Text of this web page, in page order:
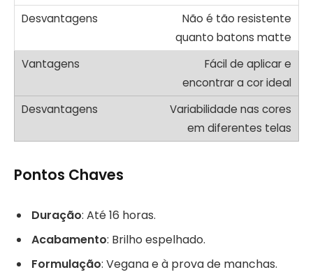
Não é tão resistente
quanto batons matte
Fácil de aplicar e
encontrar a cor ideal
Variabilidade nas cores
em diferentes telas
Pontos Chaves
Duração: Até 16 horas.
Acabamento: Brilho espelhado.
Formulação: Vegana e à prova de manchas.